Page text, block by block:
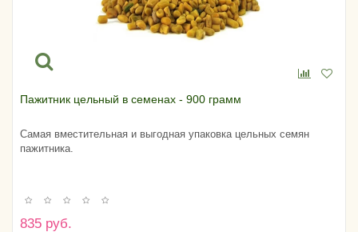
Пажитник цельный в семенах - 900 грамм
Самая вместительная и выгодная упаковка цельных семян
пажитника.
835 руб.